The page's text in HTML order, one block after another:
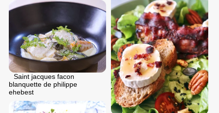
Saint jacques facon
blanquette de philippe
ehebest